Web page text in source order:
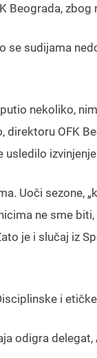
Beograda,
se sudijama
nekoliko,
OFK
usledilo izvinjenje
Uoči sezone,
ne sme
je i slučaj iz
i
odigra delegat,